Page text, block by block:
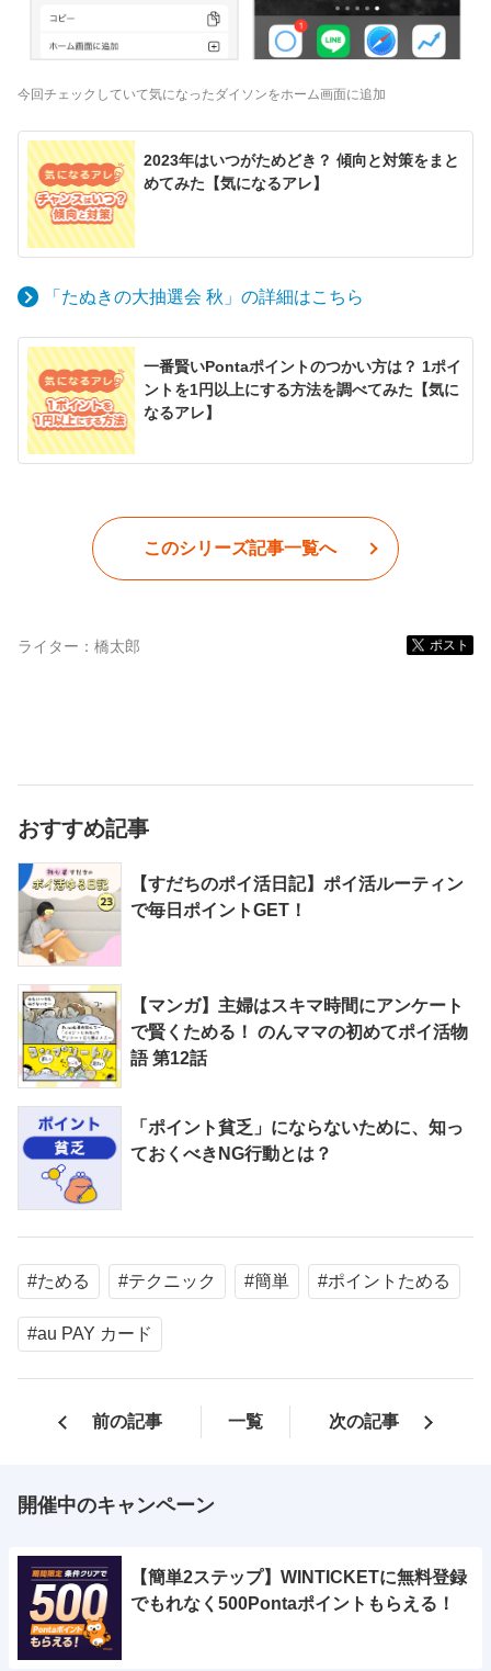
今回チェックしていて気になったダイソンをホーム画面に追加
2023年はいつがためどき？ 傾向と対策をまと
めてみた【気になるアレ】
「たぬきの大抽選会 秋」の詳細はこちら
一番賢いPontaポイントのつかい方は？ 1ポイ
ントを1円以上にする方法を調べてみた【気に
なるアレ】
このシリーズ記事一覧へ
ライター： 橋太郎 ポスト
おすすめ記事
【すだちのポイ活日記】ポイ活ルーティン
で毎日ポイントGET！
【マンガ】主婦はスキマ時間にアンケート
で賢くためる！ のんママの初めてポイ活物
語 第12話
「ポイント貧乏」にならないために、知っ
ておくべきNG行動とは？
#ためる #テクニック #簡単 #ポイントためる
#au PAY カード
前の記事 一覧 次の記事
開催中のキャンペーン
【簡単2ステップ】WINTICKETに無料登録
でもれなく500Pontaポイントもらえる！